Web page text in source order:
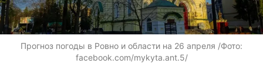
Прогноз погоды в Ровно и области на 26 апреля /Фото:
facebook.com/mykyta.ant.5/